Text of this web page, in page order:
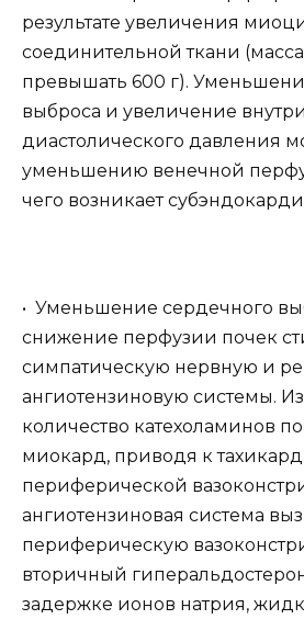
результате увеличения
соединительной ткани
превышать 600 г).
выброса и увеличение
диастолического давления
уменьшению венечной
чего возникает
• Уменьшение сердечного
снижение перфузии почек
симпатическую нервную и
ангиотензиновую системы.
количество катехоламинов
миокард, приводя к
периферической
ангиотензиновая система
периферическую
вторичный
задержке ионов натрия,